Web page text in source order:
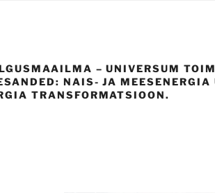
– UNIVERSUM
NAIS- JA
TRANSFORMATSIOON.